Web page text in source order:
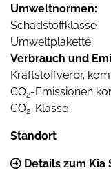
Umweltnormen:
Schadstoffklasse
Umweltplakette
Verbrauch und
Kraftstoffverbr.
CO2-Emissionen
CO2-Klasse
Standort
Details zum Kia